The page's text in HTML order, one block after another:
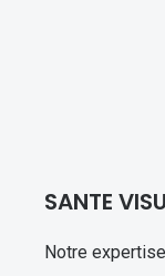
SANTE
Notre expertise